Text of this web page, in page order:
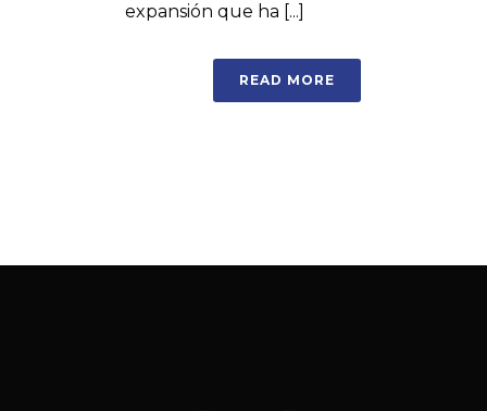
expansión que ha [...]
READ MORE